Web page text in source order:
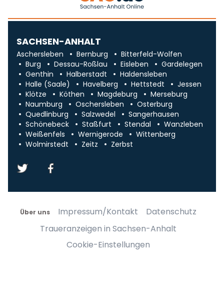
SACHSEN-ANHALT
Aschersleben Bernburg
Bitterfeld-Wolfen
Burg
Dessau-Roßlau Eisleben
Gardelegen
Genthin
Halberstadt
Haldensleben
Halle (Saale)
Havelberg Hettstedt
Jessen
Klötze
Köthen Magdeburg
Merseburg
Naumburg
Oschersleben
Osterburg
Quedlinburg
Salzwedel
Sangerhausen
Schönebeck
Staßfurt Stendal
Wanzleben
Weißenfels
Wernigerode
Wittenberg
Wolmirstedt
Zeitz Zerbst
Über uns Impressum/Kontakt
Datenschutz
Traueranzeigen in Sachsen-Anhalt
Cookie-Einstellungen